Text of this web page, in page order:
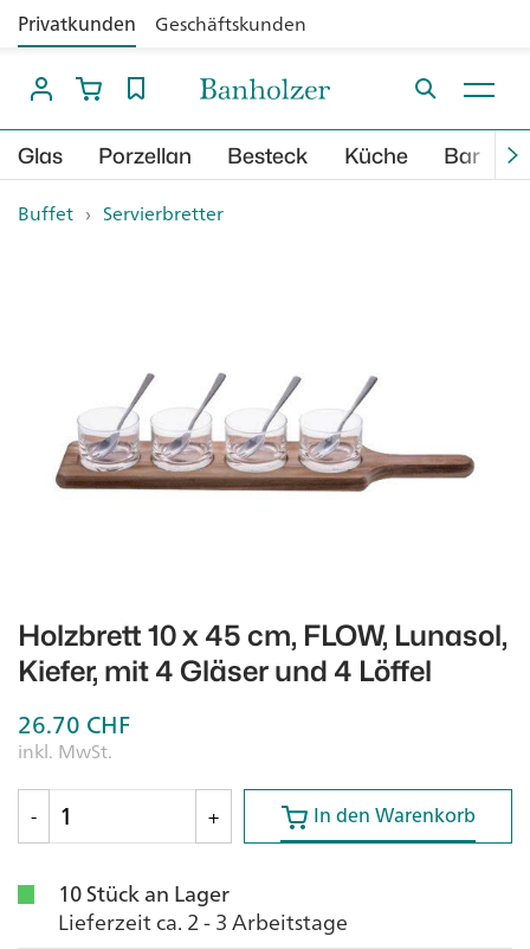
Privatkunden Geschäftskunden
Glas Porzellan Besteck Küche Bar
Buffet › Servierbretter
Holzbrett 10 x 45 cm, FLOW, Lunasol,
Kiefer, mit 4 Gläser und 4 Löffel
26.70 CHF
inkl. MwSt.
-
+ In den Warenkorb
In den Warenkorb
10 Stück an Lager
Lieferzeit ca. 2 - 3 Arbeitstage